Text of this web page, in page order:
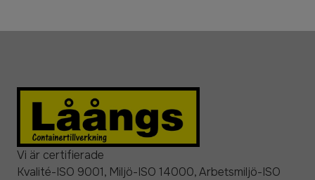
Vi är certifierade
Kvalité-ISO 9001, Miljö-ISO 14000, Arbetsmiljö-ISO